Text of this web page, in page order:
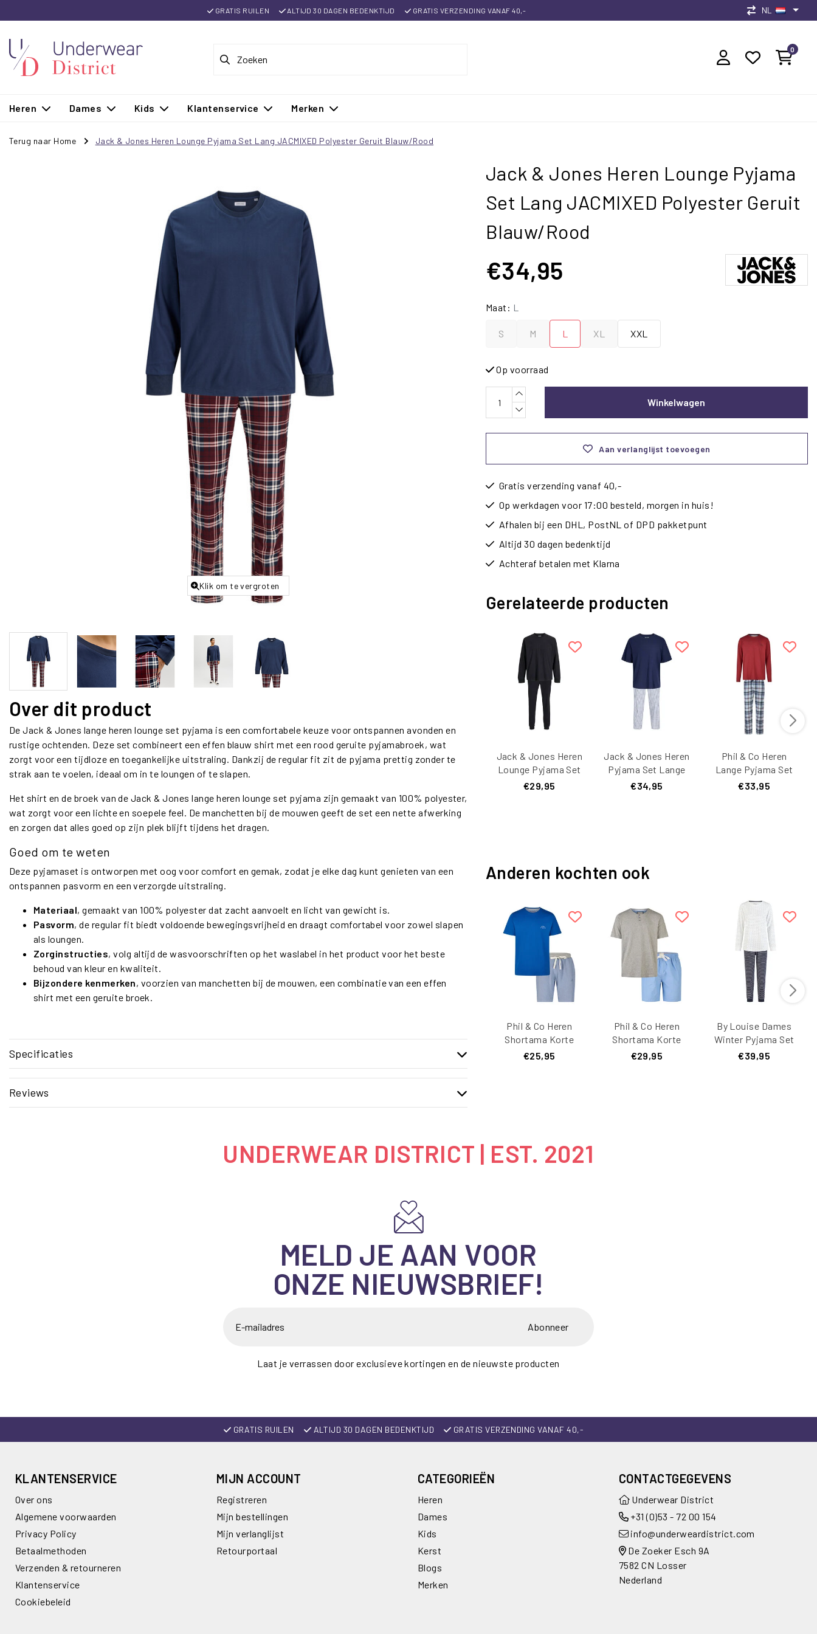
GRATIS RUILEN ALTIJD 30 DAGEN BEDENKTIJD GRATIS VERZENDING VANAF 40,- NL
0
Heren Dames Kids Klantenservice Merken
Terug naar Home Jack & Jones Heren Lounge Pyjama Set Lang JACMIXED Polyester Geruit Blauw/Rood
Klik om te vergroten
Over dit product
De Jack & Jones lange heren lounge set pyjama is een comfortabele keuze voor ontspannen avonden en
rustige ochtenden. Deze set combineert een effen blauw shirt met een rood geruite pyjamabroek, wat
zorgt voor een tijdloze en toegankelijke uitstraling. Dankzij de regular fit zit de pyjama prettig zonder te
strak aan te voelen, ideaal om in te loungen of te slapen.
Het shirt en de broek van de Jack & Jones lange heren lounge set pyjama zijn gemaakt van 100% polyester,
wat zorgt voor een lichte en soepele feel. De manchetten bij de mouwen geeft de set een nette afwerking
en zorgen dat alles goed op zijn plek blijft tijdens het dragen.
Goed om te weten
Deze pyjamaset is ontworpen met oog voor comfort en gemak, zodat je elke dag kunt genieten van een
ontspannen pasvorm en een verzorgde uitstraling.
Materiaal, gemaakt van 100% polyester dat zacht aanvoelt en licht van gewicht is.
Pasvorm, de regular fit biedt voldoende bewegingsvrijheid en draagt comfortabel voor zowel slapen
als loungen.
Zorginstructies, volg altijd de wasvoorschriften op het waslabel in het product voor het beste
behoud van kleur en kwaliteit.
Bijzondere kenmerken, voorzien van manchetten bij de mouwen, een combinatie van een effen
shirt met een geruite broek.
Specificaties
Reviews
Jack & Jones Heren Lounge Pyjama
Set Lang JACMIXED Polyester Geruit
Blauw/Rood
€34,95
Maat: L
S M L XL XXL
Op voorraad
Winkelwagen
Aan verlanglijst toevoegen
Gratis verzending vanaf 40,-
Op werkdagen voor 17:00 besteld, morgen in huis!
Afhalen bij een DHL, PostNL of DPD pakketpunt
Altijd 30 dagen bedenktijd
Achteraf betalen met Klarna
Gerelateerde producten
Jack & Jones Heren
Lounge Pyjama Set
Lang Polyester
€29,95
Jack & Jones Heren
Pyjama Set Lange
Pyjamabroek
€34,95
Phil & Co Heren
Lange Pyjama Set
Rood/Blauw Geruit
€33,95
Anderen kochten ook
Phil & Co Heren
Shortama Korte
Pyjama Set Blauw
€25,95
Phil & Co Heren
Shortama Korte
Pyjama Set
€29,95
By Louise Dames
Winter Pyjama Set
Lang Badstof
€39,95
UNDERWEAR DISTRICT | EST. 2021
MELD JE AAN VOOR
ONZE NIEUWSBRIEF!
Abonneer
Laat je verrassen door exclusieve kortingen en de nieuwste producten
GRATIS RUILEN ALTIJD 30 DAGEN BEDENKTIJD GRATIS VERZENDING VANAF 40,-
KLANTENSERVICE
Over ons
Algemene voorwaarden
Privacy Policy
Betaalmethoden
Verzenden & retourneren
Klantenservice
Cookiebeleid
MIJN ACCOUNT
Registreren
Mijn bestellingen
Mijn verlanglijst
Retourportaal
CATEGORIEËN
Heren
Dames
Kids
Kerst
Blogs
Merken
CONTACTGEGEVENS
Underwear District
+31 (0)53 - 72 00 154
info@underweardistrict.com
De Zoeker Esch 9A
7582 CN Losser
Nederland